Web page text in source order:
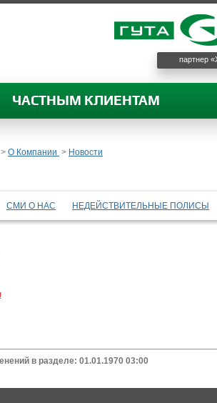
партнер
ЧАСТНЫМ КЛИЕНТАМ
> О Компании > Новости
СМИ О НАС НЕДЕЙСТВИТЕЛЬНЫЕ ПОЛИСЫ
в разделе: 01.01.1970 03:00